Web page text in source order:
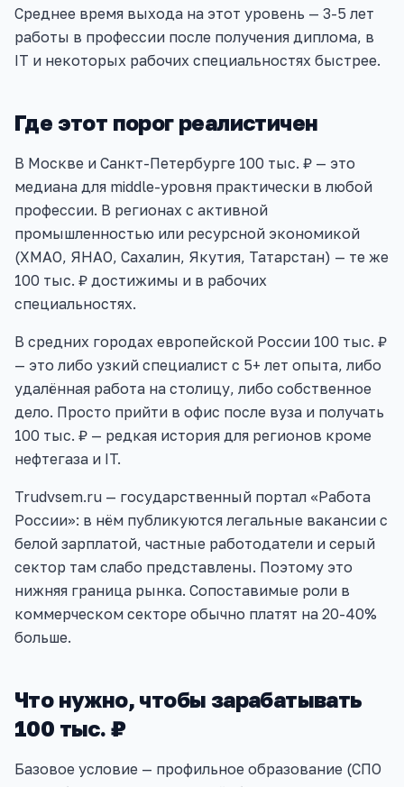
Среднее время выхода на этот уровень — 3-5 лет
работы в профессии после получения диплома, в
IT и некоторых рабочих специальностях быстрее.
Где этот порог реалистичен
В Москве и Санкт-Петербурге 100 тыс. ₽ — это
медиана для middle-уровня практически в любой
профессии. В регионах с активной
промышленностью или ресурсной экономикой
(ХМАО, ЯНАО, Сахалин, Якутия, Татарстан) — те же
100 тыс. ₽ достижимы и в рабочих
специальностях.
В средних городах европейской России 100 тыс. ₽
— это либо узкий специалист с 5+ лет опыта, либо
удалённая работа на столицу, либо собственное
дело. Просто прийти в офис после вуза и получать
100 тыс. ₽ — редкая история для регионов кроме
нефтегаза и IT.
Trudvsem.ru — государственный портал «Работа
России»: в нём публикуются легальные вакансии с
белой зарплатой, частные работодатели и серый
сектор там слабо представлены. Поэтому это
нижняя граница рынка. Сопоставимые роли в
коммерческом секторе обычно платят на 20-40%
больше.
Что нужно, чтобы зарабатывать
100 тыс. ₽
Базовое условие — профильное образование (СПО